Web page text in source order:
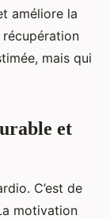
améliore la
récupération
mais qui
et
C’est de
motivation